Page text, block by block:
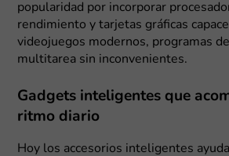
popularidad por incorporar
rendimiento y tarjetas gráficas
videojuegos modernos, programas
multitarea sin inconvenientes.
Gadgets inteligentes que
ritmo diario
Hoy los accesorios inteligentes